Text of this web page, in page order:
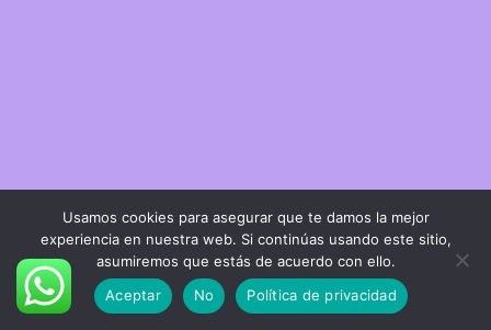
Usamos cookies para asegurar que te damos la mejor
experiencia en nuestra web. Si continúas usando este sitio,
asumiremos que estás de acuerdo con ello.
Aceptar
No Política de privacidad